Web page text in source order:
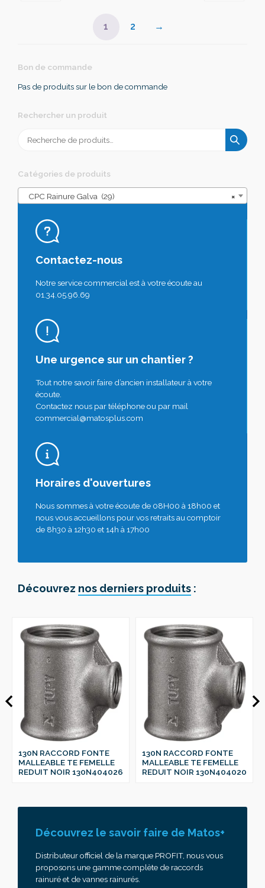
1 2 →
Bon de commande
Pas de produits sur le bon de commande
Rechercher un produit
pour :
Catégories de produits
×
CPC Rainure Galva (29)
Contactez-nous
Notre service commercial est à votre écoute au
01.34.05.96.69
Une urgence sur un chantier ?
Tout notre savoir faire d’ancien installateur à votre
écoute.
Contactez nous par téléphone ou par mail
commercial@matosplus.com
Horaires d'ouvertures
Nous sommes à votre écoute de 08H00 à 18h00 et
nous vous accueillons pour vos retraits au comptoir
de 8h30 à 12h30 et 14h à 17h00
Découvrez nos derniers produits :
130N RACCORD FONTE
MALLEABLE TE FEMELLE
REDUIT NOIR 130N404026
130N RACCORD FONTE
MALLEABLE TE FEMELLE
REDUIT NOIR 130N404020
Découvrez le savoir faire de Matos+
Distributeur officiel de la marque PROFIT, nous vous
proposons une gamme complète de raccords
rainuré et de vannes rainurés.